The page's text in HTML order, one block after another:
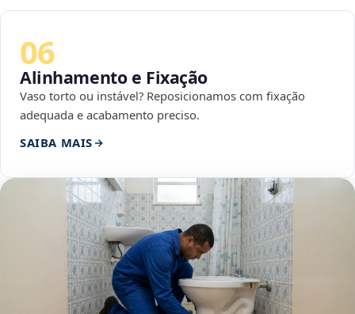
06
Alinhamento e Fixação
Vaso torto ou instável? Reposicionamos com fixação
adequada e acabamento preciso.
SAIBA MAIS